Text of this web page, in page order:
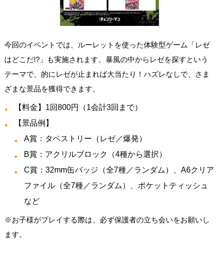
今回のイベントでは、ルーレットを使った体験型ゲーム「レゼ
はどこだ!?」も実施されます。暴風の中からレゼを探すという
テーマで、的にレゼが止まれば大当たり！ハズレなしで、さま
ざまな景品を獲得できます。
【料金】1回800円（1会計3回まで）
【景品例】
A賞：タペストリー（レゼ／爆発）
B賞：アクリルブロック（4種から選択）
C賞：32mm缶バッジ（全7種／ランダム）、A6クリア
ファイル（全7種／ランダム）、ポケットティッシュ
など
※お子様がプレイする際は、必ず保護者の立ち会いをお願いし
ます。